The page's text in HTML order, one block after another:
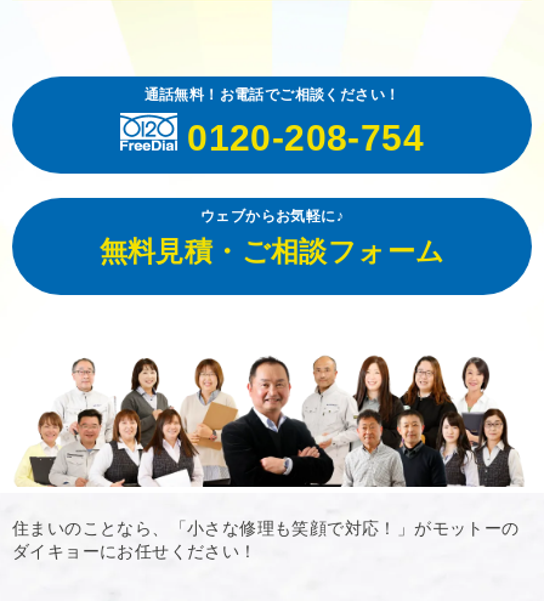
通話無料！お電話でご相談ください！
0120-208-754
ウェブからお気軽に♪
無料見積・ご相談フォーム
住まいのことなら、「小さな修理も笑顔で対応！」がモットーの
ダイキョーにお任せください！